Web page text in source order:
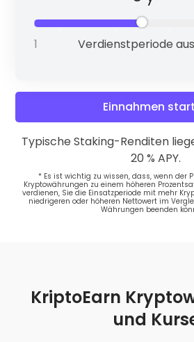
Solana(SOL)
Verdienstperiode
Einnahmen
Typische Staking-Renditen
20 % APY.
* Es ist wichtig zu wissen, dass, wenn der
Kryptowährungen zu einem höheren
verdienen, Sie die Einsatzperiode mit mehr
niedrigeren oder höheren Nettowert im
Währungen beenden
KriptoEarn
und